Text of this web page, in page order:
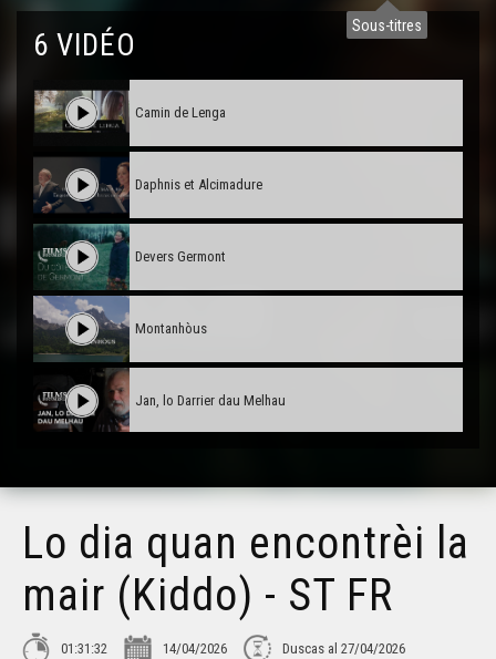
Sous-titres
6 VIDÉO
Camin de Lenga
Daphnis et Alcimadure
Devers Germont
Montanhòus
Jan, lo Darrier dau Melhau
Lo dia quan encontrèi la
mair (Kiddo) - ST FR
01:31:32 14/04/2026 Duscas al 27/04/2026